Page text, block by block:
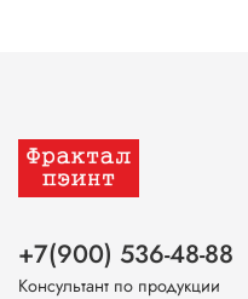
+7(900) 536-48-88
Консультант по продукции